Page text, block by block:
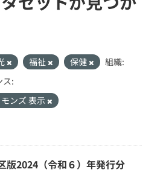
福祉 保健
組織:
ス:
ンズ 表示
版2024（令和６）年発行分